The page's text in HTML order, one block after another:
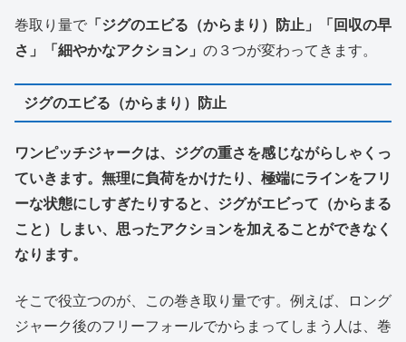
巻取り量で 「ジグのエビる（からまり）防止」「回収の早
さ」「細やかなアクション」 の３つが変わってきます。
ジグのエビる（からまり）防止
ワンピッチジャークは、ジグの重さを感じながらしゃくっ
ていきます。無理に負荷をかけたり、極端にラインをフリ
ーな状態にしすぎたりすると、ジグがエビって（からまる
こと）しまい、思ったアクションを加えることができなく
なります。
そこで役立つのが、この巻き取り量です。例えば、ロング
ジャーク後のフリーフォールでからまってしまう人は、巻